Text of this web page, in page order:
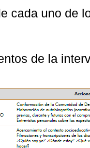
cada uno de
de la